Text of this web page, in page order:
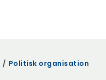
/ Politisk organisation